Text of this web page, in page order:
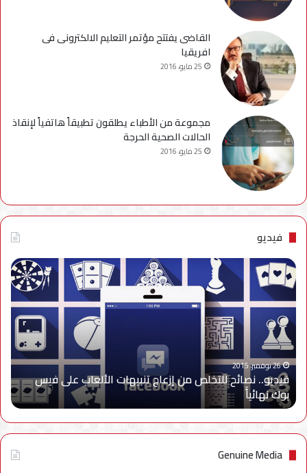
القاضى يفتتح مؤتمر التعليم الالكترونى فى
افريقيا
25 مايو، 2016
مجموعة من الأطباء يطلقون تطبيقاً هاتفياً لإنقاذ
الحالات الصحية الحرجة
25 مايو، 2016
فيديو
فيديو..
نصائح
للتخلص
من
إزعاج
تنبيهات
الألعاب
على
فيس
بوك
نهائياًَ
26 نوفمبر، 2015
فيديو.. نصائح للتخلص من إزعاج تنبيهات الألعاب على فيس
بوك نهائياًَ
Genuine Media